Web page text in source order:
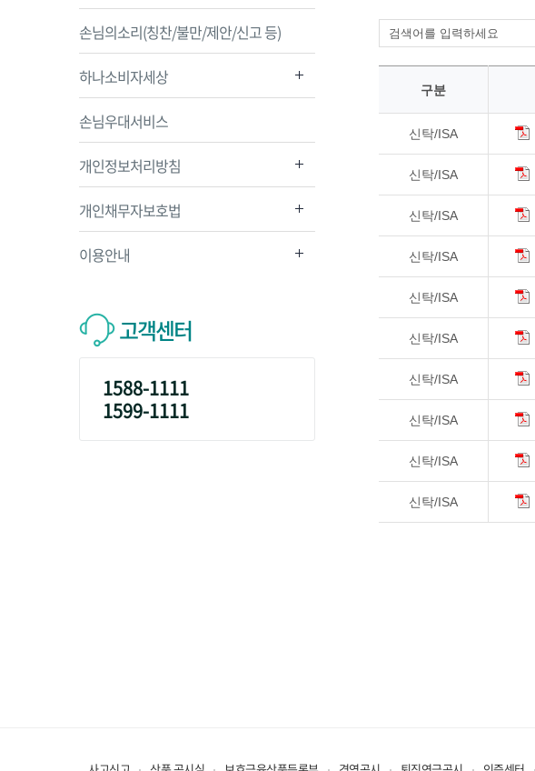
손님의소리(칭찬/불만/제안/신고 등)
하나소비자세상
손님우대서비스
개인정보처리방침
개인채무자보호법
이용안내
고객센터
1588-1111
1599-1111
구분
신탁/ISA
신탁/ISA
신탁/ISA
신탁/ISA
신탁/ISA
신탁/ISA
신탁/ISA
신탁/ISA
신탁/ISA
신탁/ISA